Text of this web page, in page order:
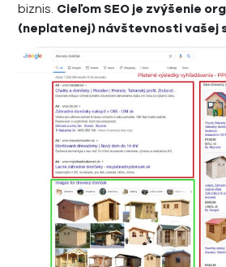
biznis. Cieľom SEO je zvýšenie
(neplatenej) návštevnosti vašej